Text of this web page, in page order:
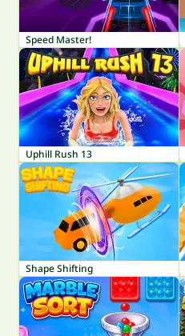
Speed Master!
Uphill Rush 13
Shape Shifting